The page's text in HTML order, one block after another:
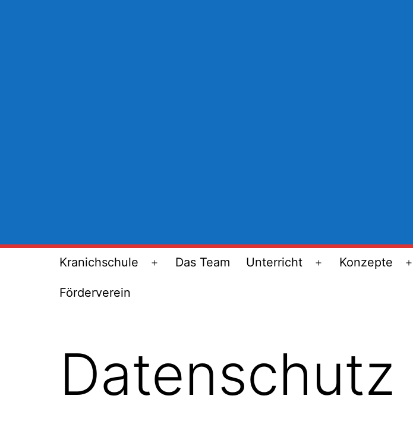
Kranichschule
Menü
Das Team Unterricht
Menü
Konzepte
Förderverein
Datenschutz